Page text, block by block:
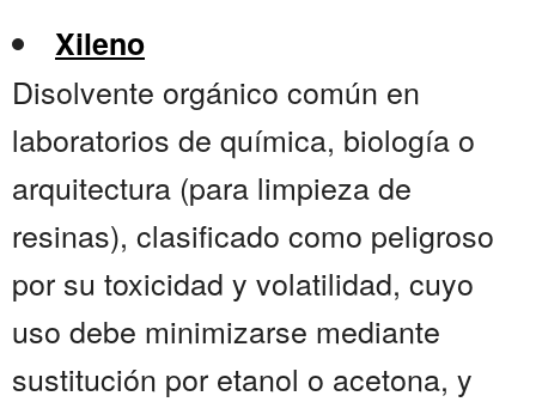
Xileno
Disolvente orgánico común en
laboratorios de química, biología o
arquitectura (para limpieza de
resinas), clasificado como peligroso
por su toxicidad y volatilidad, cuyo
uso debe minimizarse mediante
sustitución por etanol o acetona, y